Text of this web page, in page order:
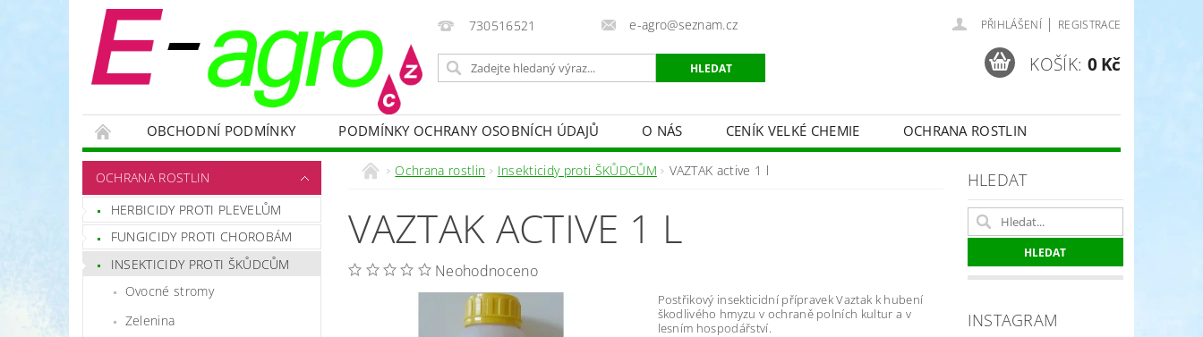
730516521 e-agro@seznam.cz PŘIHLÁŠENÍ | REGISTRACE
KOŠÍK: 0 Kč
OBCHODNÍ PODMÍNKY PODMÍNKY OCHRANY OSOBNÍCH ÚDAJŮ O NÁS CENÍK VELKÉ CHEMIE
OCHRANA ROSTLIN
NÁDRŽE
HNOJIVA VELKOOBJEMOVÉ VAKY, PYTLE, PLACHTY POSTŘIKOVAČE
OCHRANA VINNÉ RÉVY - BELCHIM
RODENTICIDY - PROTI HLODAVCŮM
OCHRANNÉ POMŮCKY A PRACOVNÍ OBLEČENÍ
PRODEJ CIBULE CHOVATELSKÉ POTŘEBY
NÁHRADNÍ DÍLY A SERVIS
VÝPRODEJ ZÁSOB = SLEVY 10-30 %
OCHRANA ROSTLIN
HERBICIDY PROTI PLEVELŮM
FUNGICIDY PROTI CHOROBÁM
INSEKTICIDY PROTI ŠKŮDCŮM
Ovocné stromy
Zelenina
Ochrana rostlin Insekticidy proti ŠKŮDCŮM VAZTAK active 1 l
VAZTAK ACTIVE 1 L
Neohodnoceno
Postřikový insekticidní přípravek Vaztak k hubení
škodlivého hmyzu v ochraně polních kultur a v
lesním hospodářství.
HLEDAT
INSTAGRAM